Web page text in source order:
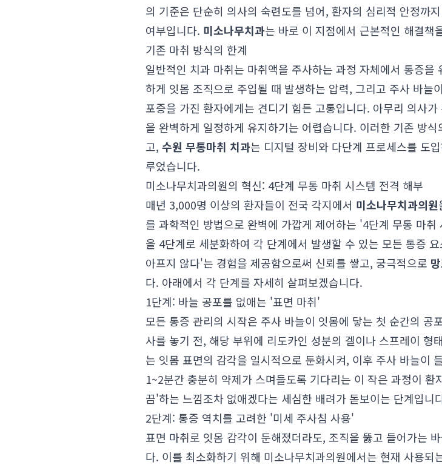
의 기준은 단순히 의사의 숙련도를 넘어, 환자의 심리적 안정까
여부입니다. 미소나무치과는 바로 이 지점에서 근본적인 해결책
기존 마취 방식의 한계
일반적인 치과 마취는 마취액을 주사하는 과정 자체에서 통증
하게 잇몸 조직으로 주입될 때 발생하는 압력, 그리고 주사 바늘
포증을 가진 환자에게는 견디기 힘든 고통입니다. 아무리 의사
을 완벽하게 일정하게 유지하기는 어렵습니다. 이러한 기존 방
고, 수원 무통마취 치과는 디지털 장비와 다단계 프로세스를 도
루었습니다.
미소나무치과의원의 혁신: 4단계 무통 마취 시스템 전격 해부
매년 3,000명 이상의 환자들이 전국 각지에서 미소나무치과의원
를 과학적인 방법으로 완벽에 가깝게 제어하는 '4단계 무통 마
을 4단계로 세분화하여 각 단계에서 발생할 수 있는 모든 통증
아프지 않다'는 경험을 제공함으로써 신뢰를 쌓고, 궁극적으로
다. 아래에서 각 단계를 자세히 살펴보겠습니다.
1단계: 바늘 공포를 없애는 '표면 마취'
모든 통증 관리의 시작은 주사 바늘이 잇몸에 닿는 첫 순간의 공
사를 놓기 전, 해당 부위에 리도카인 성분의 겔이나 스프레이 형
는 잇몸 표면의 감각을 일시적으로 둔화시켜, 이후 주사 바늘이
1~2분간 충분히 약제가 스며들도록 기다리는 이 작은 과정이
끔'하는 느낌조차 없애겠다는 세심한 배려가 돋보이는 단계입니
2단계: 통증 역치를 고려한 '미세 주사침 사용'
표면 마취로 잇몸 감각이 둔해졌더라도, 조직을 뚫고 들어가는
다. 이를 최소화하기 위해 미소나무치과의원에서는 현재 사용